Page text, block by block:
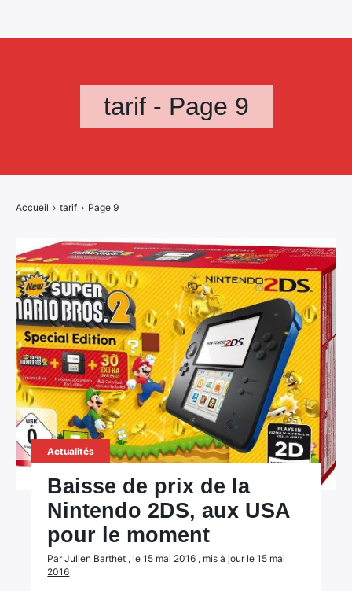
tarif - Page 9
Accueil › tarif › Page 9
Actualités
Baisse de prix de la
Nintendo 2DS, aux USA
pour le moment
Par Julien Barthet , le 15 mai 2016 , mis à jour le 15 mai
2016